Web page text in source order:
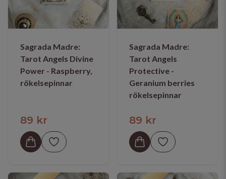
Sagrada Madre:
Tarot Angels Divine
Power - Raspberry,
rökelsepinnar
89 kr
Sagrada Madre:
Tarot Angels
Protective -
Geranium berries
rökelsepinnar
89 kr